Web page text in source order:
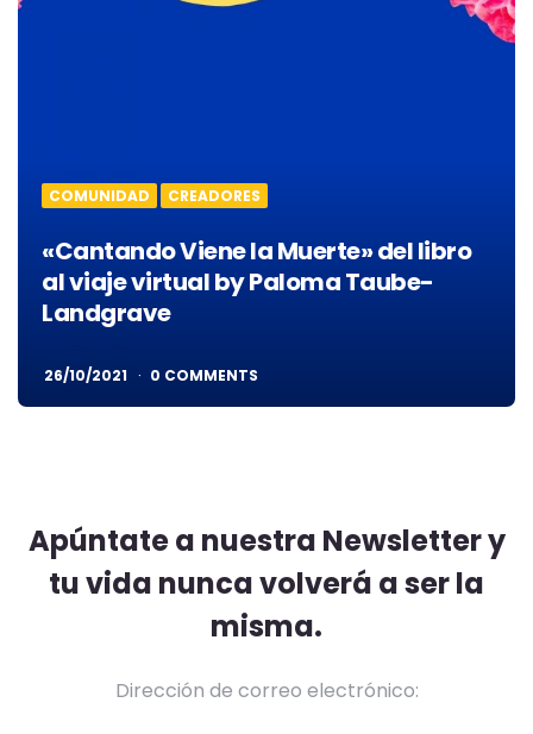
COMUNIDAD CREADORES
«Cantando Viene la Muerte» del libro
al viaje virtual by Paloma Taube-
Landgrave
26/10/2021 0 COMMENTS
Apúntate a nuestra Newsletter y
tu vida nunca volverá a ser la
misma.
Dirección de correo electrónico: